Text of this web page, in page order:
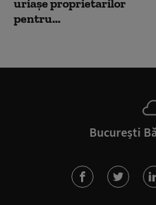
uriașe proprietarilor
pentru...
București